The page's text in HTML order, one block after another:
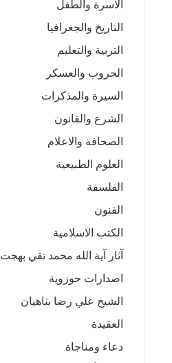
الاسرة والطفل
التاريخ والجغرافيا
التربية والتعليم
الحروب والعسكر
السيرة والمذكرات
الشرع والقانون
الصحافة والاعلام
العلوم الطبيعية
الفلسفة
الفنون
الكتب الاسلامية
آثار آية الله محمد تقي بهجت
اصدارات حوزوية
الشيخ علي رضا بناهيان
العقيدة
دعاء ومناجاة